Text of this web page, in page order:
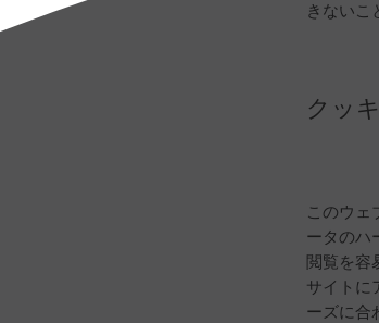
きないこ
クッ
このウ
ータのハ
閲覧を容
サイトに
ーズに合